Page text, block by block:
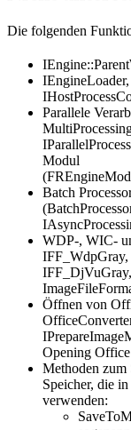
Die folgenden
Parallele
Modul
Batch
WDP-, WIC-
Öffnen von
Opening
Methoden zum
Speicher, die
verwenden: